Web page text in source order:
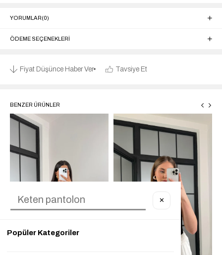
YORUMLAR(0)
ÖDEME SEÇENEKLERI
Fiyat Düşünce Haber Ver Tavsiye Et
BENZER ÜRÜNLER
✕
Popüler Kategoriler